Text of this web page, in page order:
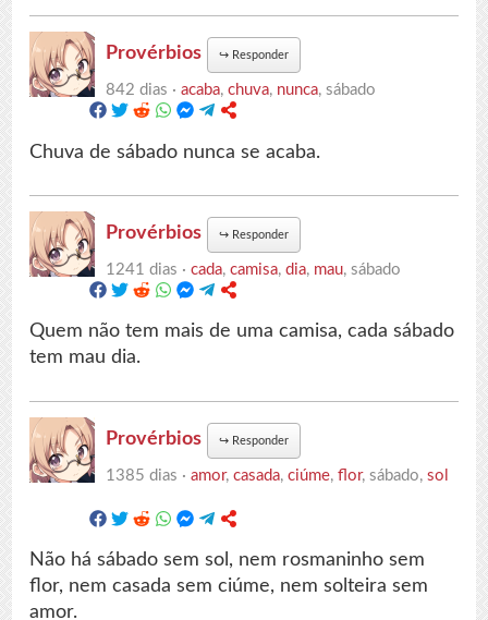
Provérbios ↪ Responder
842 dias ·acaba,chuva, nunca, sábado
Chuva de sábado nunca se acaba.
Provérbios ↪ Responder
1241 dias ·cada,camisa,dia, mau, sábado
Quem não tem mais de uma camisa, cada sábado
tem mau dia.
Provérbios ↪ Responder
1385 dias ·amor,casada,ciúme,flor, sábado,sol
Não há sábado sem sol, nem rosmaninho sem
flor, nem casada sem ciúme, nem solteira sem
amor.